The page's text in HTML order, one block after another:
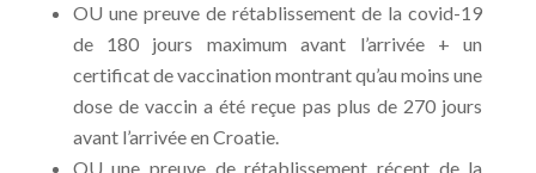
OU une preuve de rétablissement de la covid-19
de 180 jours maximum avant l’arrivée + un
certificat de vaccination montrant qu’au moins une
dose de vaccin a été reçue pas plus de 270 jours
avant l’arrivée en Croatie.
OU une preuve de rétablissement récent de la